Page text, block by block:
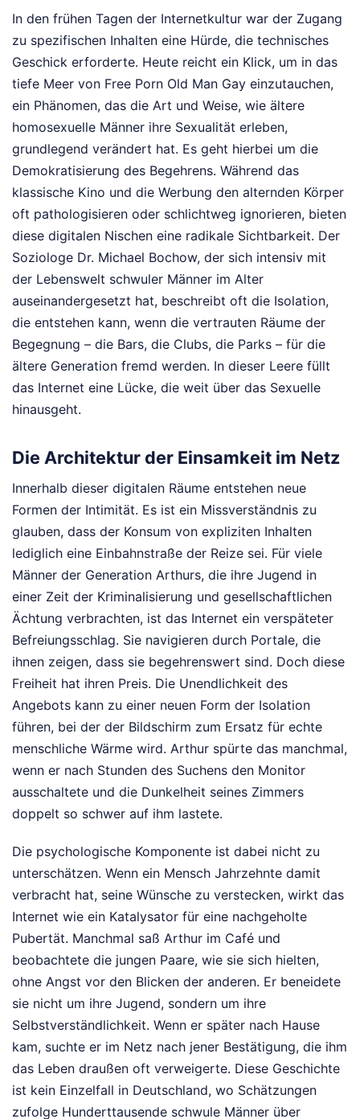
In den frühen Tagen der Internetkultur war der Zugang
zu spezifischen Inhalten eine Hürde, die technisches
Geschick erforderte. Heute reicht ein Klick, um in das
tiefe Meer von Free Porn Old Man Gay einzutauchen,
ein Phänomen, das die Art und Weise, wie ältere
homosexuelle Männer ihre Sexualität erleben,
grundlegend verändert hat. Es geht hierbei um die
Demokratisierung des Begehrens. Während das
klassische Kino und die Werbung den alternden Körper
oft pathologisieren oder schlichtweg ignorieren, bieten
diese digitalen Nischen eine radikale Sichtbarkeit. Der
Soziologe Dr. Michael Bochow, der sich intensiv mit
der Lebenswelt schwuler Männer im Alter
auseinandergesetzt hat, beschreibt oft die Isolation,
die entstehen kann, wenn die vertrauten Räume der
Begegnung – die Bars, die Clubs, die Parks – für die
ältere Generation fremd werden. In dieser Leere füllt
das Internet eine Lücke, die weit über das Sexuelle
hinausgeht.
Die Architektur der Einsamkeit im Netz
Innerhalb dieser digitalen Räume entstehen neue
Formen der Intimität. Es ist ein Missverständnis zu
glauben, dass der Konsum von expliziten Inhalten
lediglich eine Einbahnstraße der Reize sei. Für viele
Männer der Generation Arthurs, die ihre Jugend in
einer Zeit der Kriminalisierung und gesellschaftlichen
Ächtung verbrachten, ist das Internet ein verspäteter
Befreiungsschlag. Sie navigieren durch Portale, die
ihnen zeigen, dass sie begehrenswert sind. Doch diese
Freiheit hat ihren Preis. Die Unendlichkeit des
Angebots kann zu einer neuen Form der Isolation
führen, bei der der Bildschirm zum Ersatz für echte
menschliche Wärme wird. Arthur spürte das manchmal,
wenn er nach Stunden des Suchens den Monitor
ausschaltete und die Dunkelheit seines Zimmers
doppelt so schwer auf ihm lastete.
Die psychologische Komponente ist dabei nicht zu
unterschätzen. Wenn ein Mensch Jahrzehnte damit
verbracht hat, seine Wünsche zu verstecken, wirkt das
Internet wie ein Katalysator für eine nachgeholte
Pubertät. Manchmal saß Arthur im Café und
beobachtete die jungen Paare, wie sie sich hielten,
ohne Angst vor den Blicken der anderen. Er beneidete
sie nicht um ihre Jugend, sondern um ihre
Selbstverständlichkeit. Wenn er später nach Hause
kam, suchte er im Netz nach jener Bestätigung, die ihm
das Leben draußen oft verweigerte. Diese Geschichte
ist kein Einzelfall in Deutschland, wo Schätzungen
zufolge Hunderttausende schwule Männer über